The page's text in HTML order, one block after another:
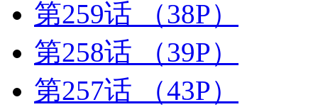
第259话
（38P）
第258话
（39P）
第257话
（43P）